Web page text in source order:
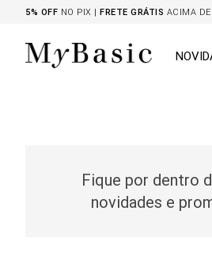
5% OFF NO PIX | FRETE GRÁTIS ACIMA
Fique por dentro
novidades e